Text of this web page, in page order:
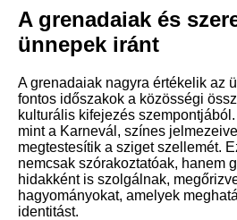
A grenadaiak és
ünnepek iránt
A grenadaiak nagyra értékelik az
fontos időszakok a közösségi
kulturális kifejezés
mint a Karnevál, színes
megtestesítik a sziget szellemét.
nemcsak szórakoztatóak, hanem
hidakként is szolgálnak,
hagyományokat, amelyek
identitást.